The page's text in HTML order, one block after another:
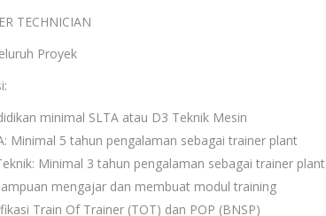
TECHNICIAN
Proyek
minimal SLTA atau D3 Teknik Mesin
Minimal 5 tahun pengalaman sebagai trainer plant
Minimal 3 tahun pengalaman sebagai trainer plant
mengajar dan membuat modul training
Train Of Trainer (TOT) dan POP (BNSP)